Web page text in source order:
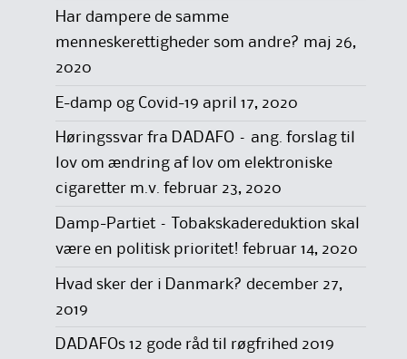
Har dampere de samme
menneskerettigheder som andre? maj 26,
2020
E-damp og Covid-19 april 17, 2020
Høringssvar fra DADAFO – ang. forslag til
lov om ændring af lov om elektroniske
cigaretter m.v. februar 23, 2020
Damp-Partiet – Tobakskadereduktion skal
være en politisk prioritet! februar 14, 2020
Hvad sker der i Danmark? december 27,
2019
DADAFOs 12 gode råd til røgfrihed 2019